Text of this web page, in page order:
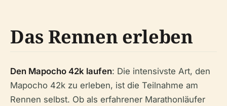
Das Rennen erleben
Den Mapocho 42k laufen: Die intensivste Art, den
Mapocho 42k zu erleben, ist die Teilnahme am
Rennen selbst. Ob als erfahrener Marathonläufer